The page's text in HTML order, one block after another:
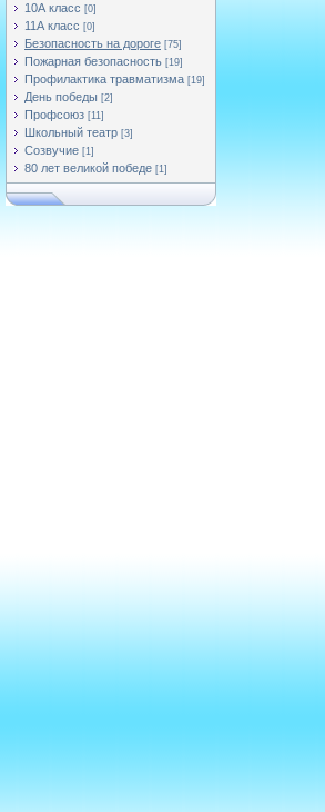
10А класс [0]
11А класс [0]
Безопасность на дороге [75]
Пожарная безопасность [19]
Профилактика травматизма [19]
День победы [2]
Профсоюз [11]
Школьный театр [3]
Созвучие [1]
80 лет великой победе [1]